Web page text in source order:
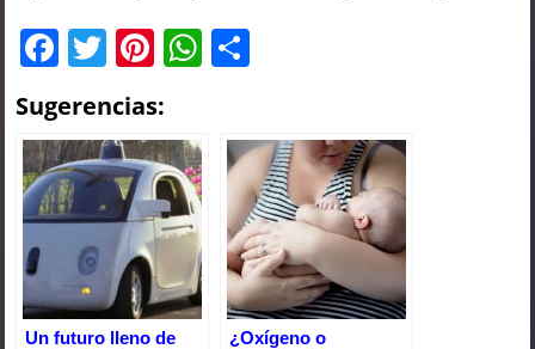
F
c
e
b
o
o
k
T
wi
tt
er
Pi
er
e
st
W
p
ar
tir
Sugerencias:
Un futuro lleno de
¿Oxígeno o